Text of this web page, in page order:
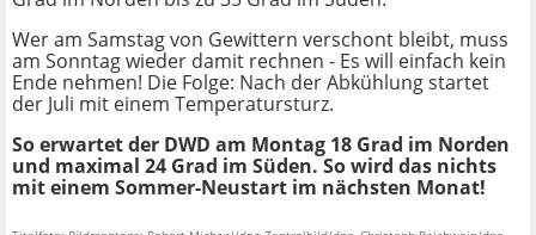
Wer am Samstag von Gewittern verschont bleibt, muss
am Sonntag wieder damit rechnen - Es will einfach kein
Ende nehmen! Die Folge: Nach der Abkühlung startet
der Juli mit einem Temperatursturz.
So erwartet der DWD am Montag 18 Grad im Norden
und maximal 24 Grad im Süden. So wird das nichts
mit einem Sommer-Neustart im nächsten Monat!